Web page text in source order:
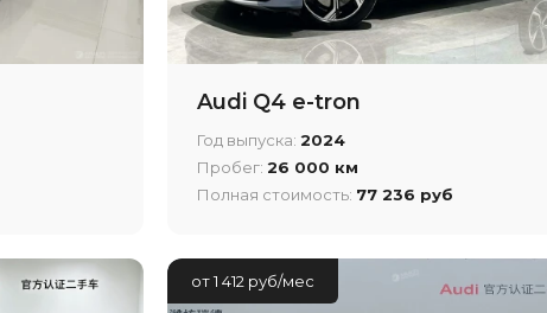
Audi Q4 e-tron
Год выпуска: 2024
Пробег: 26 000 км
Полная стоимость: 77 236 руб
от 1 412 руб/мес